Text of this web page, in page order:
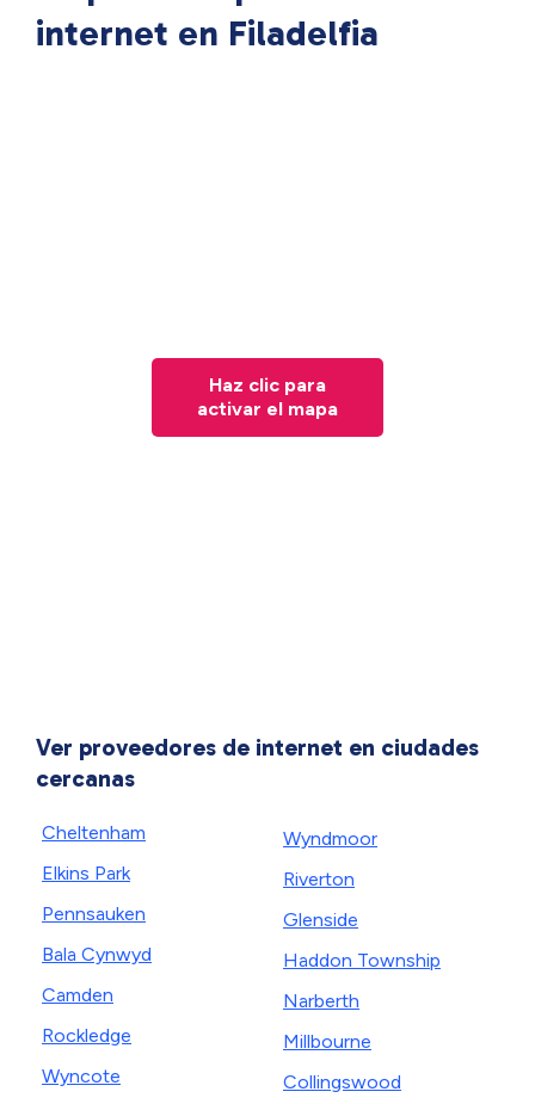
internet en Filadelfia
Haz clic para
activar el mapa
Ver proveedores de internet en ciudades
cercanas
Cheltenham
Elkins Park
Pennsauken
Bala Cynwyd
Camden
Rockledge
Wyncote
Wyndmoor
Riverton
Glenside
Haddon Township
Narberth
Millbourne
Collingswood